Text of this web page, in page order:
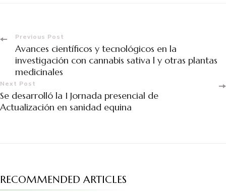
Previous Post
Avances científicos y tecnológicos en la
investigación con cannabis sativa l y otras plantas
medicinales
Next Post
Se desarrolló la I Jornada presencial de
Actualización en sanidad equina
RECOMMENDED ARTICLES